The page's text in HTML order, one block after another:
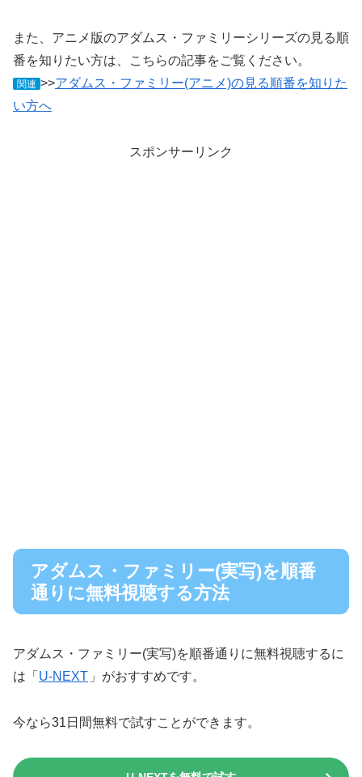
また、アニメ版のアダムス・ファミリーシリーズの見る順
番を知りたい方は、こちらの記事をご覧ください。
関連 >>アダムス・ファミリー(アニメ)の見る順番を知りた
い方へ
スポンサーリンク
アダムス・ファミリー(実写)を順番
通りに無料視聴する方法
アダムス・ファミリー(実写)を順番通りに無料視聴するに
は「 U-NEXT 」がおすすめです。
今なら31日間無料で試すことができます。